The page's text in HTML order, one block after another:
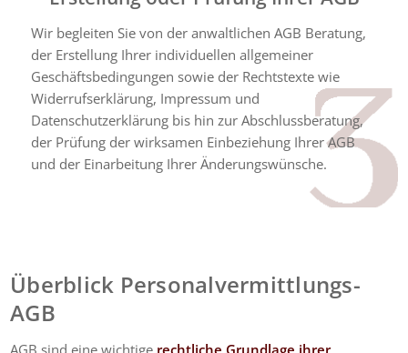
Wir begleiten Sie von der anwaltlichen AGB Beratung,
der Erstellung Ihrer individuellen allgemeiner
Geschäftsbedingungen sowie der Rechtstexte wie
Widerrufserklärung, Impressum und
Datenschutzerklärung bis hin zur Abschlussberatung,
der Prüfung der wirksamen Einbeziehung Ihrer AGB
und der Einarbeitung Ihrer Änderungswünsche.
Überblick Personalvermittlungs-
AGB
AGB sind eine wichtige rechtliche Grundlage ihrer